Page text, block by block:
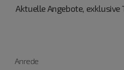
Aktuelle Angebote, exklusive
Anrede